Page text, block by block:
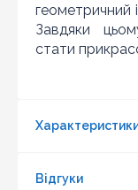
геометричний
Завдяки
стати
Відгуки
Оновити капчу